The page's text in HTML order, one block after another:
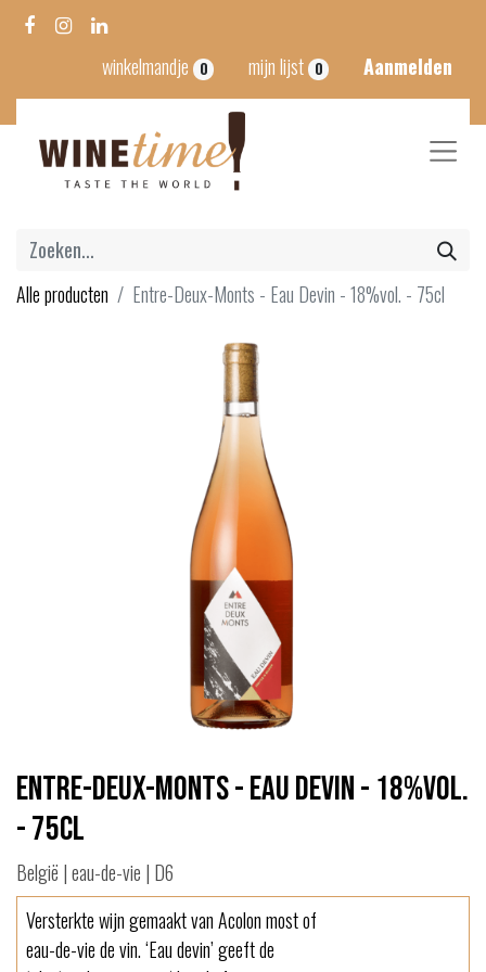
winkelmandje 0 mijn lijst 0 Aanmelden
Alle producten Entre-Deux-Monts - Eau Devin - 18%vol. - 75cl
Entre-Deux-Monts - Eau Devin - 18%vol.
- 75cl
België | eau-de-vie | D6
Versterkte wijn gemaakt van Acolon most of
eau-de-vie de vin. ‘Eau devin’ geeft de